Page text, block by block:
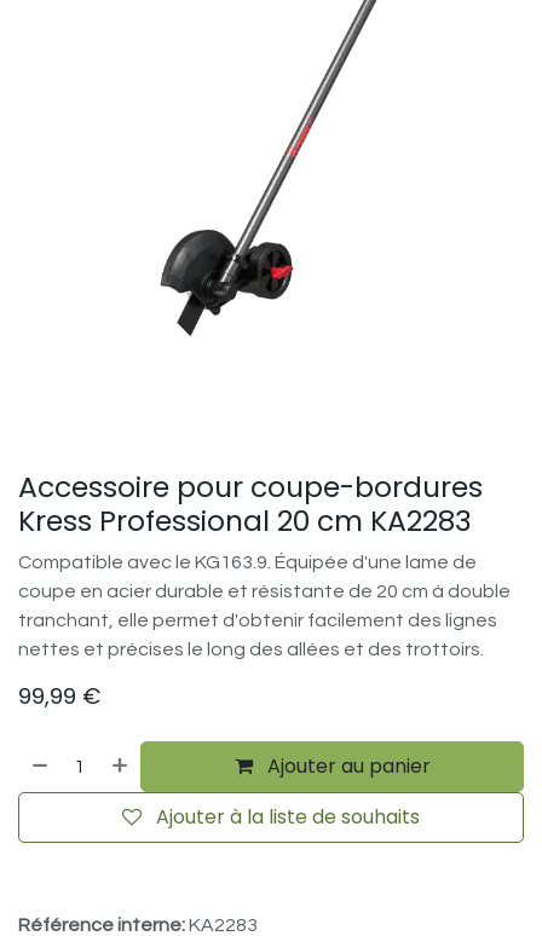
Accessoire pour coupe-bordures
Kress Professional 20 cm KA2283
Compatible avec le KG163.9. Équipée d'une lame de
coupe en acier durable et résistante de 20 cm à double
tranchant, elle permet d'obtenir facilement des lignes
nettes et précises le long des allées et des trottoirs.
99,99 €
Ajouter au panier
Ajouter à la liste de souhaits
Référence interne:KA2283